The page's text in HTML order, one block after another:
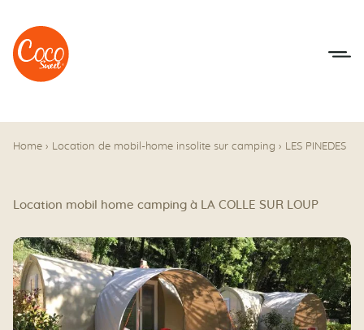
Aller au menu
Aller au contenu
Home › Location de mobil-home insolite sur camping › LES PINEDES
Location mobil home camping à LA COLLE SUR LOUP